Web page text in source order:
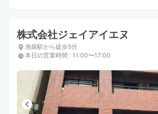
株式会社ジェイアイエヌ
池袋駅から徒歩5分
本日の営業時間 : 11:00〜17:00